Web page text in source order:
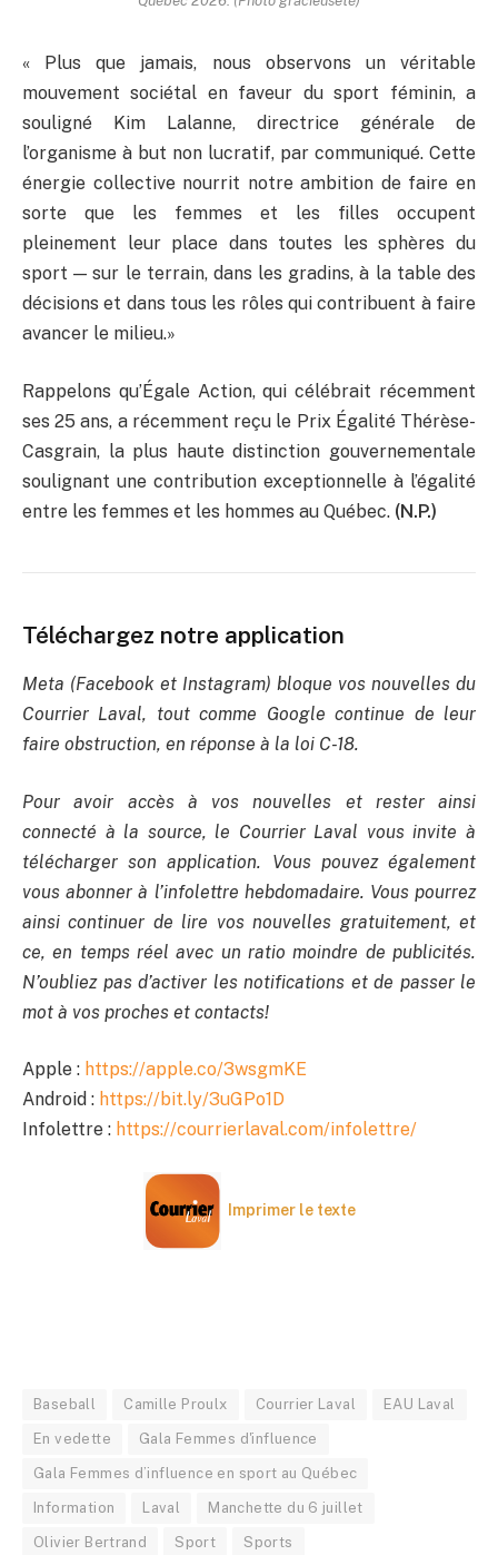
« Plus que jamais, nous observons un véritable
mouvement sociétal en faveur du sport féminin, a
souligné Kim Lalanne, directrice générale de
l’organisme à but non lucratif, par communiqué. Cette
énergie collective nourrit notre ambition de faire en
sorte que les femmes et les filles occupent
pleinement leur place dans toutes les sphères du
sport — sur le terrain, dans les gradins, à la table des
décisions et dans tous les rôles qui contribuent à faire
avancer le milieu.»
Rappelons qu’Égale Action, qui célébrait récemment
ses 25 ans, a récemment reçu le Prix Égalité Thérèse-
Casgrain, la plus haute distinction gouvernementale
soulignant une contribution exceptionnelle à l’égalité
entre les femmes et les hommes au Québec. (N.P.)
Téléchargez notre application
Meta (Facebook et Instagram) bloque vos nouvelles du
Courrier Laval, tout comme Google continue de leur
faire obstruction, en réponse à la loi C-18.
Pour avoir accès à vos nouvelles et rester ainsi
connecté à la source, le Courrier Laval vous invite à
télécharger son application. Vous pouvez également
vous abonner à l’infolettre hebdomadaire. Vous pourrez
ainsi continuer de lire vos nouvelles gratuitement, et
ce, en temps réel avec un ratio moindre de publicités.
N’oubliez pas d’activer les notifications et de passer le
mot à vos proches et contacts!
Apple : https://apple.co/3wsgmKE
Android : https://bit.ly/3uGPo1D
Infolettre : https://courrierlaval.com/infolettre/
Imprimer le texte
Baseball Camille Proulx Courrier Laval EAU Laval
En vedette Gala Femmes d'influence
Gala Femmes d’influence en sport au Québec
Information Laval Manchette du 6 juillet
Olivier Bertrand Sport Sports